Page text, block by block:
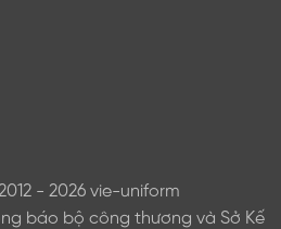
- 2026 vie-uniform
báo bộ công thương và Sở Kế